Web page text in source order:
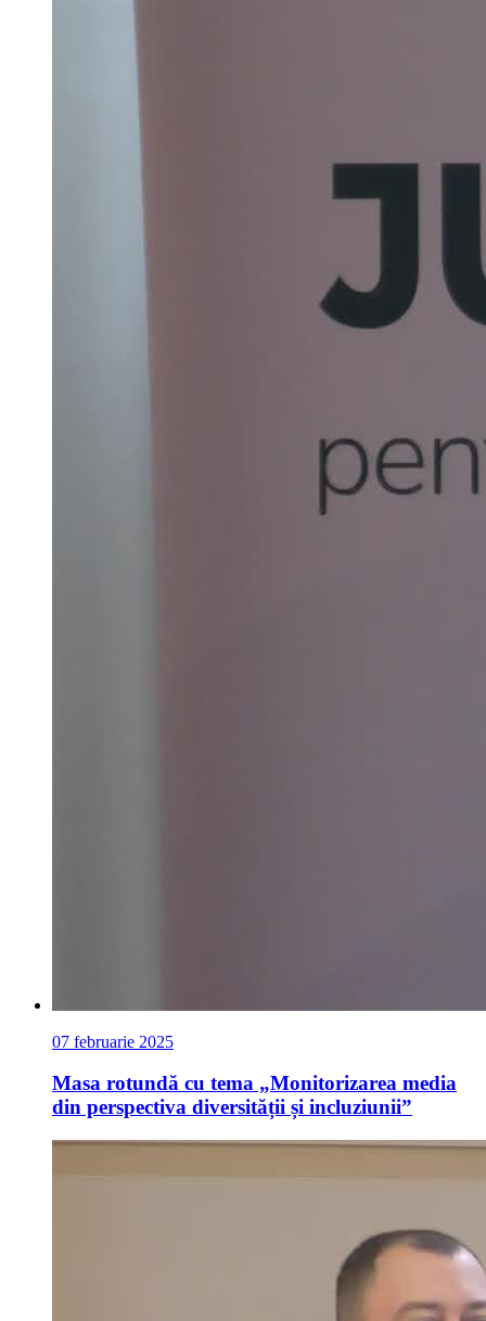
07 februarie 2025
Masa rotundă cu tema „Monitorizarea media
din perspectiva diversității și incluziunii”